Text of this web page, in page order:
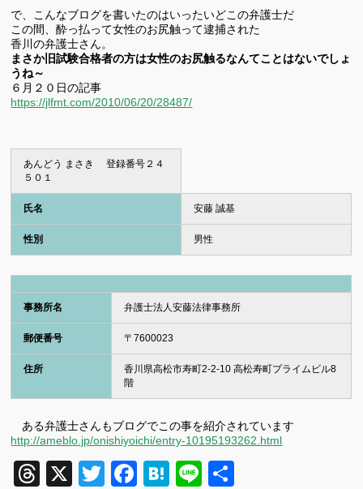
で、こんなブログを書いたのはいったいどこの弁護士だ
この間、酔っ払って女性のお尻触って逮捕された
香川の弁護士さん。
まさか旧試験合格者の方は女性のお尻触るなんてことはないでしょ
うね～
６月２０日の記事
https://jlfmt.com/2010/06/20/28487/
あんどう まさき
登録番号２４
５０１
氏名 安藤 誠基
性別 男性
事務所名 弁護士法人安藤法律事務所
郵便番号 〒7600023
住所
香川県高松市寿町2-2-10 高松寿町プライムビル8
階
ある弁護士さんもブログでこの事を紹介されています
http://ameblo.jp/onishiyoichi/entry-10195193262.html
Threads
X TwitterFacebook
Hatena
Line